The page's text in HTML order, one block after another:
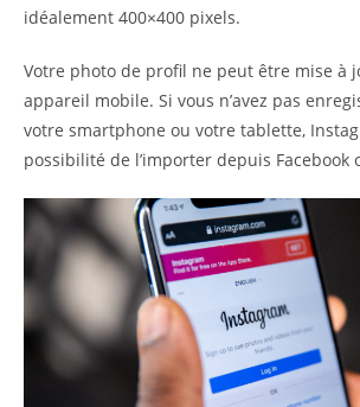
idéalement 400×400 pixels.
Votre photo de profil ne peut être mise à
appareil mobile. Si vous n’avez pas
votre smartphone ou votre tablette,
possibilité de l’importer depuis Facebook